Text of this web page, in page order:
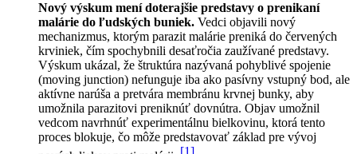
Nový výskum mení doterajšie predstavy o prenikaní
malárie do ľudských buniek. Vedci objavili nový
mechanizmus, ktorým parazit malárie preniká do červených
krviniek, čím spochybnili desaťročia zaužívané predstavy.
Výskum ukázal, že štruktúra nazývaná pohyblivé spojenie
(moving junction) nefunguje iba ako pasívny vstupný bod, ale
aktívne narúša a pretvára membránu krvnej bunky, aby
umožnila parazitovi preniknúť dovnútra. Objav umožnil
vedcom navrhnúť experimentálnu bielkovinu, ktorá tento
proces blokuje, čo môže predstavovať základ pre vývoj